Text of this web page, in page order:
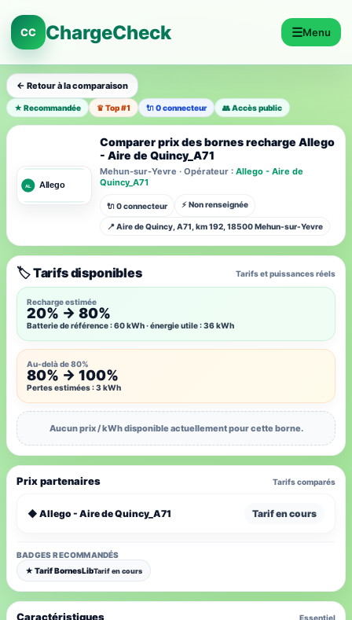
CC ChargeCheck ☰Menu
← Retour à la comparaison
★ Recommandée ♛ Top #1 🔌 0 connecteur 👥 Accès public
Comparer prix des bornes recharge Allego
- Aire de Quincy_A71
Mehun-sur-Yevre · Opérateur : Allego - Aire de
Quincy_A71
🔌 0 connecteur ⚡ Non renseignée
📍 Aire de Quincy, A71, km 192, 18500 Mehun-sur-Yevre
🏷️ Tarifs disponibles Tarifs et puissances réels
Recharge estimée
20% → 80%
Batterie de référence : 60 kWh · énergie utile : 36 kWh
Au-delà de 80%
80% → 100%
Pertes estimées : 3 kWh
Aucun prix / kWh disponible actuellement pour cette borne.
Prix partenaires Tarifs comparés
◆ Allego - Aire de Quincy_A71 Tarif en cours
BADGES RECOMMANDÉS
★ Tarif BornesLibTarif en cours
Caractéristiques Essentiel